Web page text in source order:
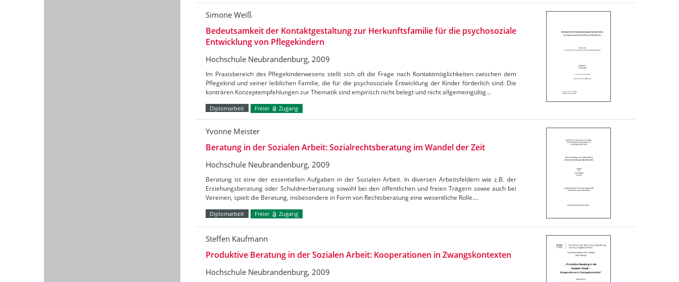
Simone Weiß
Bedeutsamkeit der Kontaktgestaltung zur Herkunftsfamilie für die psychosoziale
Entwicklung von Pflegekindern
Hochschule Neubrandenburg, 2009
Im Praxisbereich des Pflegekinderwesens stellt sich oft die Frage nach Kontaktmöglichkeiten zwischen dem
Pflegekind und seiner leiblichen Familie, die für die psychosoziale Entwicklung der Kinder förderlich sind. Die
konträren Konzeptempfehlungen zur Thematik sind empirisch nicht belegt und nicht allgemeingültig…
Diplomarbeit Freier Zugang
Yvonne Meister
Beratung in der Sozialen Arbeit: Sozialrechtsberatung im Wandel der Zeit
Hochschule Neubrandenburg, 2009
Beratung ist eine der essentiellen Aufgaben in der Sozialen Arbeit. In diversen Arbeitsfeldern wie z.B. der
Erziehungsberatung oder Schuldnerberatung sowohl bei den öffentlichen und freien Trägern sowie auch bei
Vereinen, spielt die Beratung, insbesondere in Form von Rechtsberatung eine wesentliche Rolle.…
Diplomarbeit Freier Zugang
Steffen Kaufmann
Produktive Beratung in der Sozialen Arbeit: Kooperationen in Zwangskontexten
Hochschule Neubrandenburg, 2009